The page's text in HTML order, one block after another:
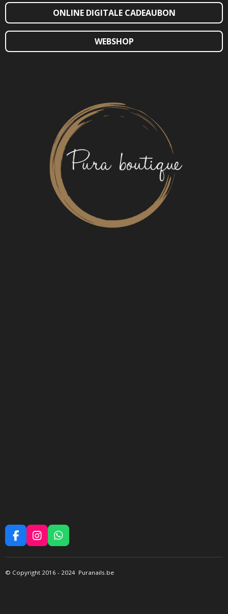
ONLINE DIGITALE CADEAUBON
WEBSHOP
F
A
C
E
B
I
N
S
T
A
W
H
A
T
S
© Copyright 2016 - 2024 Puranails.be